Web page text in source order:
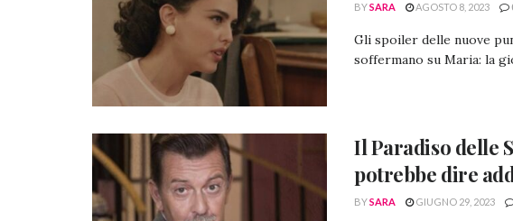
BYSARA AGOSTO 8, 2023
Gli spoiler delle nuove
soffermano su Maria: la
Il Paradiso delle
potrebbe dire
BYSARA GIUGNO 29, 2023